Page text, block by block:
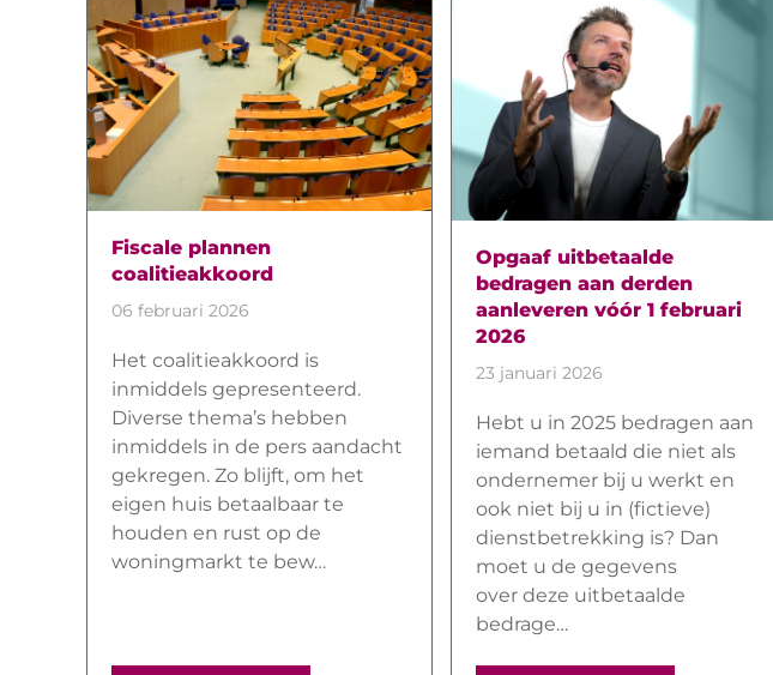
Fiscale plannen
coalitieakkoord
06 februari 2026
Het coalitieakkoord is
inmiddels gepresenteerd.
Diverse thema’s hebben
inmiddels in de pers aandacht
gekregen. Zo blijft, om het
eigen huis betaalbaar te
houden en rust op de
woningmarkt te bew…
Opgaaf uitbetaalde
bedragen aan derden
aanleveren vóór 1 februari
2026
23 januari 2026
Hebt u in 2025 bedragen aan
iemand betaald die niet als
ondernemer bij u werkt en
ook niet bij u in (fictieve)
dienstbetrekking is? Dan
moet u de gegevens
over deze uitbetaalde
bedrage…